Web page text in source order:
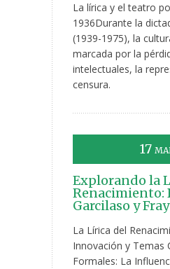
La lírica y el teatro
1936Durante la
(1939-1975), la
marcada por la
intelectuales, la
censura.
17
Explorando la
Renacimiento:
Garcilaso y
La Lírica del
Innovación y Temas
Formales: La